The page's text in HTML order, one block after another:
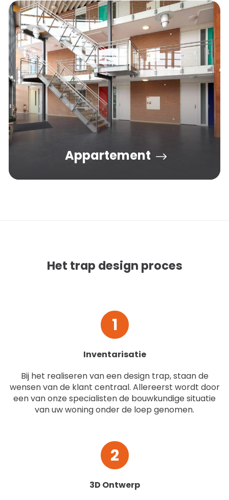
Appartement
Het trap design proces
1
Inventarisatie
Bij het realiseren van een design trap, staan de
wensen van de klant centraal. Allereerst wordt door
een van onze specialisten de bouwkundige situatie
van uw woning onder de loep genomen.
2
3D Ontwerp